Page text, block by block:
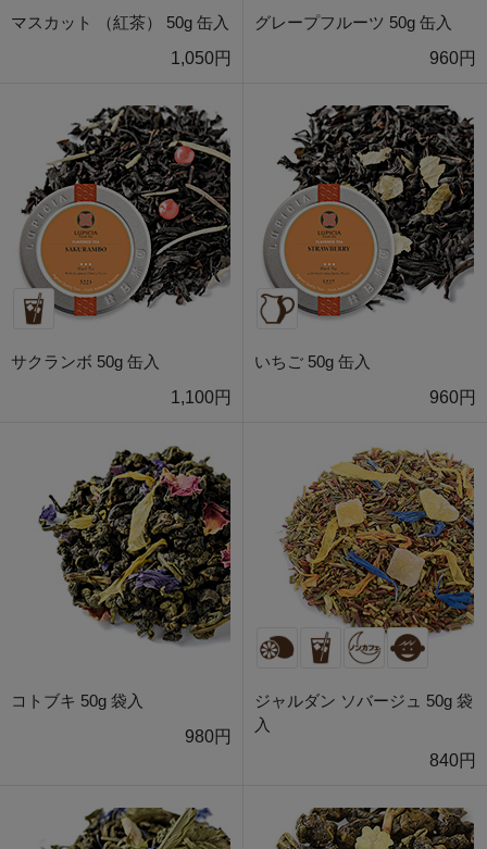
マスカット （紅茶） 50g 缶入
1,050円
グレープフルーツ 50g 缶入
960円
サクランボ 50g 缶入
1,100円
いちご 50g 缶入
960円
コトブキ 50g 袋入
980円
ジャルダン ソバージュ 50g 袋
入
840円